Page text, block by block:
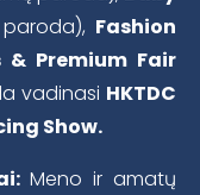
Fashion
& Premium Fair
vadinasi HKTDC
Show.
Meno ir amatų